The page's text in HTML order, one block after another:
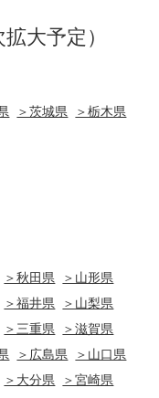
大予定）
＞茨城県
＞栃木県
＞秋田県
＞山形県
＞福井県
＞山梨県
＞三重県
＞滋賀県
＞広島県
＞山口県
＞大分県
＞宮崎県